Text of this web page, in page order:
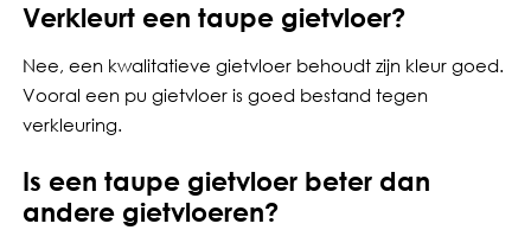
Verkleurt een taupe gietvloer?
Nee, een kwalitatieve gietvloer behoudt zijn kleur goed.
Vooral een pu gietvloer is goed bestand tegen
verkleuring.
Is een taupe gietvloer beter dan
andere gietvloeren?